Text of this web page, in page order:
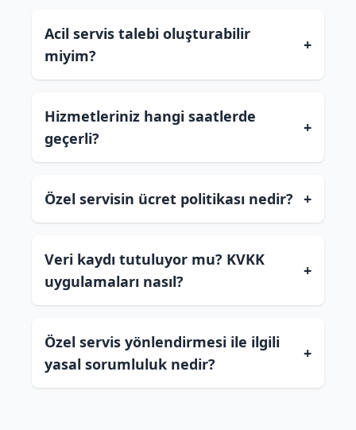
Acil servis talebi oluşturabilir
miyim?
+
Hizmetleriniz hangi saatlerde
geçerli?
+
Özel servisin ücret politikası nedir? +
Veri kaydı tutuluyor mu? KVKK
uygulamaları nasıl?
+
Özel servis yönlendirmesi ile ilgili
yasal sorumluluk nedir?
+